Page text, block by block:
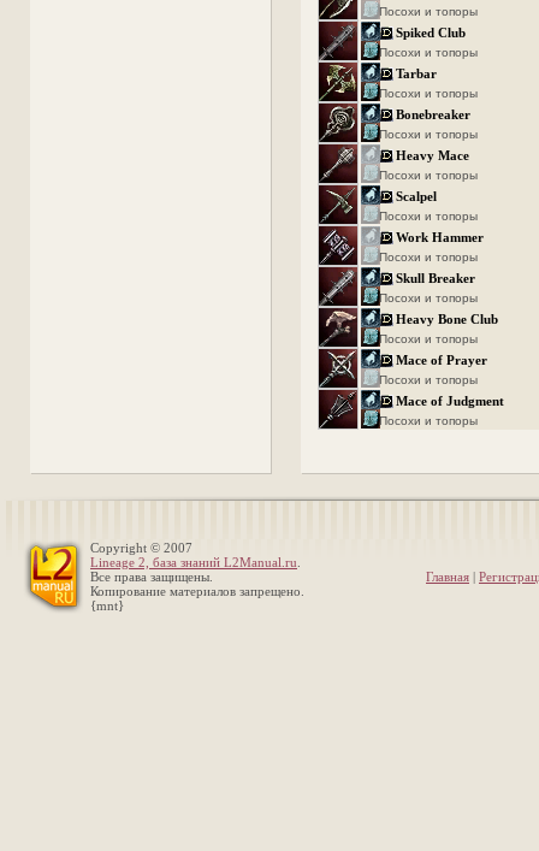
Посохи и топоры
Spiked Club
Посохи и топоры
Tarbar
Посохи и топоры
Bonebreaker
Посохи и топоры
Heavy Mace
Посохи и топоры
Scalpel
Посохи и топоры
Work Hammer
Посохи и топоры
Skull Breaker
Посохи и топоры
Heavy Bone Club
Посохи и топоры
Mace of Prayer
Посохи и топоры
Mace of Judgment
Посохи и топоры
Copyright © 2007
Lineage 2, база знаний L2Manual.ru
Все права защищены.
Копирование материалов запрещено.
{mnt}
Главная |